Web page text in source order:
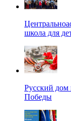
школа для
Русский дом
Победы